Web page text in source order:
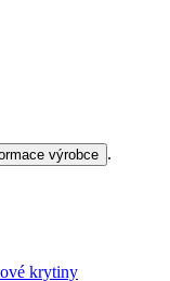
výrobce .
krytiny